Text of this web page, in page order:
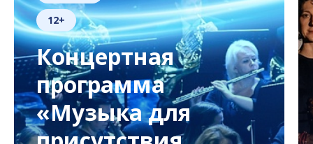
12+
Концертная
программа
«Музыка для